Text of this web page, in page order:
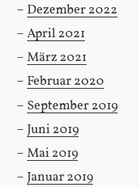
Dezember 2022
April 2021
März 2021
Februar 2020
September 2019
Juni 2019
Mai 2019
Januar 2019